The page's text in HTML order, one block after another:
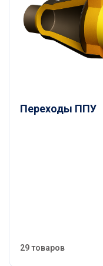
Переходы ППУ
29 товаров